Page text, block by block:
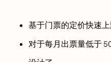
基于门票的定价快速
对于每月出票量低于